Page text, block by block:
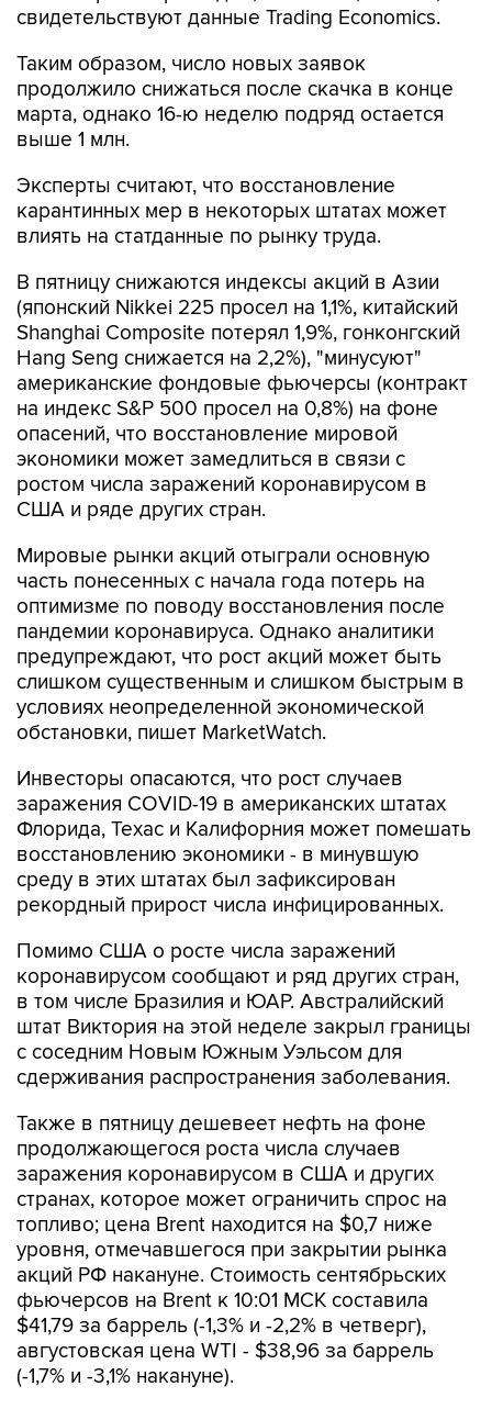
свидетельствуют данные Trading Economics.
Таким образом, число новых заявок
продолжило снижаться после скачка в конце
марта, однако 16-ю неделю подряд остается
выше 1 млн.
Эксперты считают, что восстановление
карантинных мер в некоторых штатах может
влиять на статданные по рынку труда.
В пятницу снижаются индексы акций в Азии
(японский Nikkei 225 просел на 1,1%, китайский
Shanghai Composite потерял 1,9%, гонконгский
Hang Seng снижается на 2,2%), "минусуют"
американские фондовые фьючерсы (контракт
на индекс S&P 500 просел на 0,8%) на фоне
опасений, что восстановление мировой
экономики может замедлиться в связи с
ростом числа заражений коронавирусом в
США и ряде других стран.
Мировые рынки акций отыграли основную
часть понесенных с начала года потерь на
оптимизме по поводу восстановления после
пандемии коронавируса. Однако аналитики
предупреждают, что рост акций может быть
слишком существенным и слишком быстрым в
условиях неопределенной экономической
обстановки, пишет MarketWatch.
Инвесторы опасаются, что рост случаев
заражения COVID-19 в американских штатах
Флорида, Техас и Калифорния может помешать
восстановлению экономики - в минувшую
среду в этих штатах был зафиксирован
рекордный прирост числа инфицированных.
Помимо США о росте числа заражений
коронавирусом сообщают и ряд других стран,
в том числе Бразилия и ЮАР. Австралийский
штат Виктория на этой неделе закрыл границы
с соседним Новым Южным Уэльсом для
сдерживания распространения заболевания.
Также в пятницу дешевеет нефть на фоне
продолжающегося роста числа случаев
заражения коронавирусом в США и других
странах, которое может ограничить спрос на
топливо; цена Brent находится на $0,7 ниже
уровня, отмечавшегося при закрытии рынка
акций РФ накануне. Стоимость сентябрьских
фьючерсов на Brent к 10:01 МСК составила
$41,79 за баррель (-1,3% и -2,2% в четверг),
августовская цена WTI - $38,96 за баррель
(-1,7% и -3,1% накануне).